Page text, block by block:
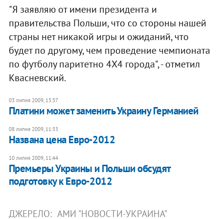
"Я заявляю от имени президента и
правительства Польши, что со стороны нашей
страны нет никакой игры и ожиданий, что
будет по другому, чем проведение чемпионата
по футболу паритетно 4Х4 города", - отметил
Квасневский.
03 липня 2009, 13:37
Платини может заменить Украину Германией
08 липня 2009, 11:33
Названа цена Евро-2012
10 липня 2009, 11:44
Премьеры Украины и Польши обсудят
подготовку к Евро-2012
ДЖЕРЕЛО: АМИ "НОВОСТИ-УКРАИНА"